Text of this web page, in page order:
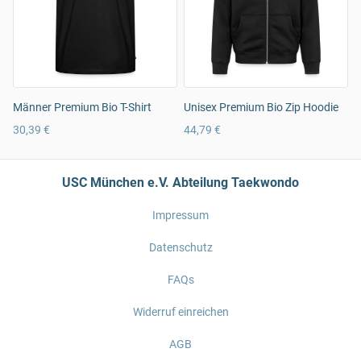
Männer Premium Bio T-Shirt
30,39 €
Unisex Premium Bio Zip Hoodie
44,79 €
USC München e.V. Abteilung Taekwondo
Impressum
Datenschutz
FAQs
Widerruf einreichen
AGB